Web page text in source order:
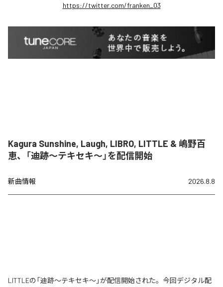
https://twitter.com/franken_03
Kagura Sunshine, Laugh, LIBRO, LITTLE & 嶋野百
恵、「迪跡〜テキセキ〜」を配信開始
新曲情報 2026.8.8
LITTLEの「迪跡〜テキセキ〜」が配信開始された。今回デジタル配